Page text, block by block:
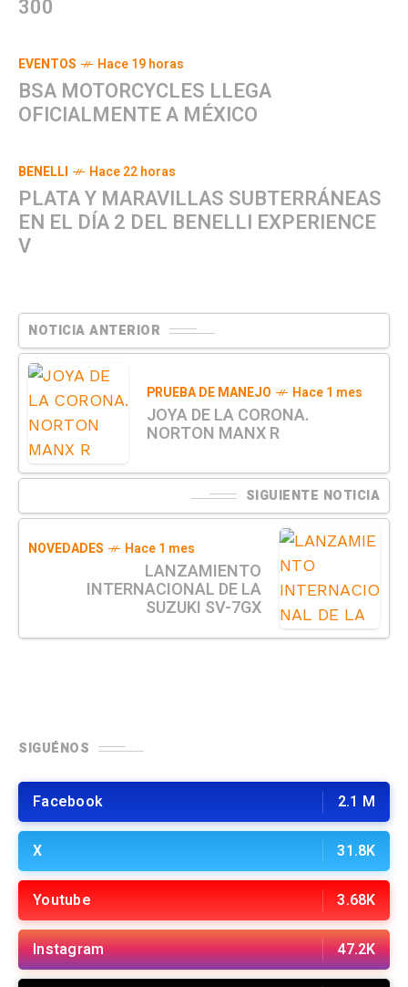
300
EVENTOS Hace 19 horas
BSA MOTORCYCLES LLEGA
OFICIALMENTE A MÉXICO
BENELLI Hace 22 horas
PLATA Y MARAVILLAS SUBTERRÁNEAS
EN EL DÍA 2 DEL BENELLI EXPERIENCE
V
NOTICIA ANTERIOR
PRUEBA DE MANEJO Hace 1 mes
JOYA DE LA CORONA.
NORTON MANX R
SIGUIENTE NOTICIA
NOVEDADES Hace 1 mes
LANZAMIENTO
INTERNACIONAL DE LA
SUZUKI SV-7GX
SIGUÉNOS
Facebook 2.1 M
X 31.8K
Youtube 3.68K
Instagram 47.2K